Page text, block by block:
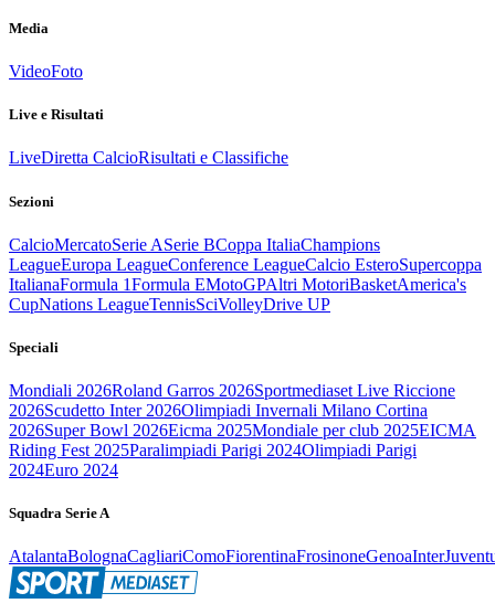
Media
VideoFoto
Live e Risultati
LiveDiretta CalcioRisultati e Classifiche
Sezioni
CalcioMercatoSerie ASerie BCoppa ItaliaChampions
LeagueEuropa LeagueConference LeagueCalcio EsteroSupercoppa
ItalianaFormula 1Formula EMotoGPAltri MotoriBasketAmerica's
CupNations LeagueTennisSciVolleyDrive UP
Speciali
Mondiali 2026Roland Garros 2026Sportmediaset Live Riccione
2026Scudetto Inter 2026Olimpiadi Invernali Milano Cortina
2026Super Bowl 2026Eicma 2025Mondiale per club 2025EICMA
Riding Fest 2025Paralimpiadi Parigi 2024Olimpiadi Parigi
2024Euro 2024
Squadra Serie A
AtalantaBolognaCagliariComoFiorentinaFrosinoneGenoaInter